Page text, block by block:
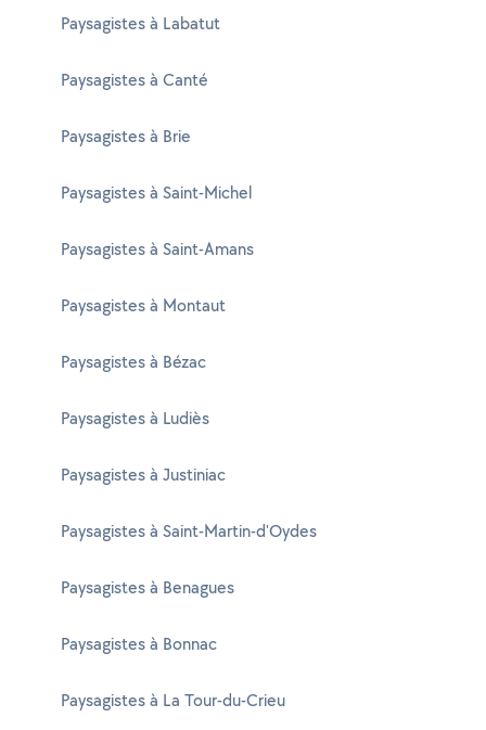
Paysagistes à Labatut
Paysagistes à Canté
Paysagistes à Brie
Paysagistes à Saint-Michel
Paysagistes à Saint-Amans
Paysagistes à Montaut
Paysagistes à Bézac
Paysagistes à Ludiès
Paysagistes à Justiniac
Paysagistes à Saint-Martin-d'Oydes
Paysagistes à Benagues
Paysagistes à Bonnac
Paysagistes à La Tour-du-Crieu